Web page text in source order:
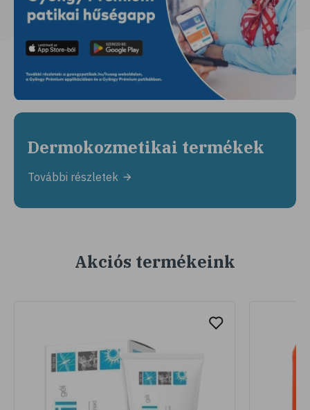
Dermokozmetikai termékek
További részletek
Akciós termékeink